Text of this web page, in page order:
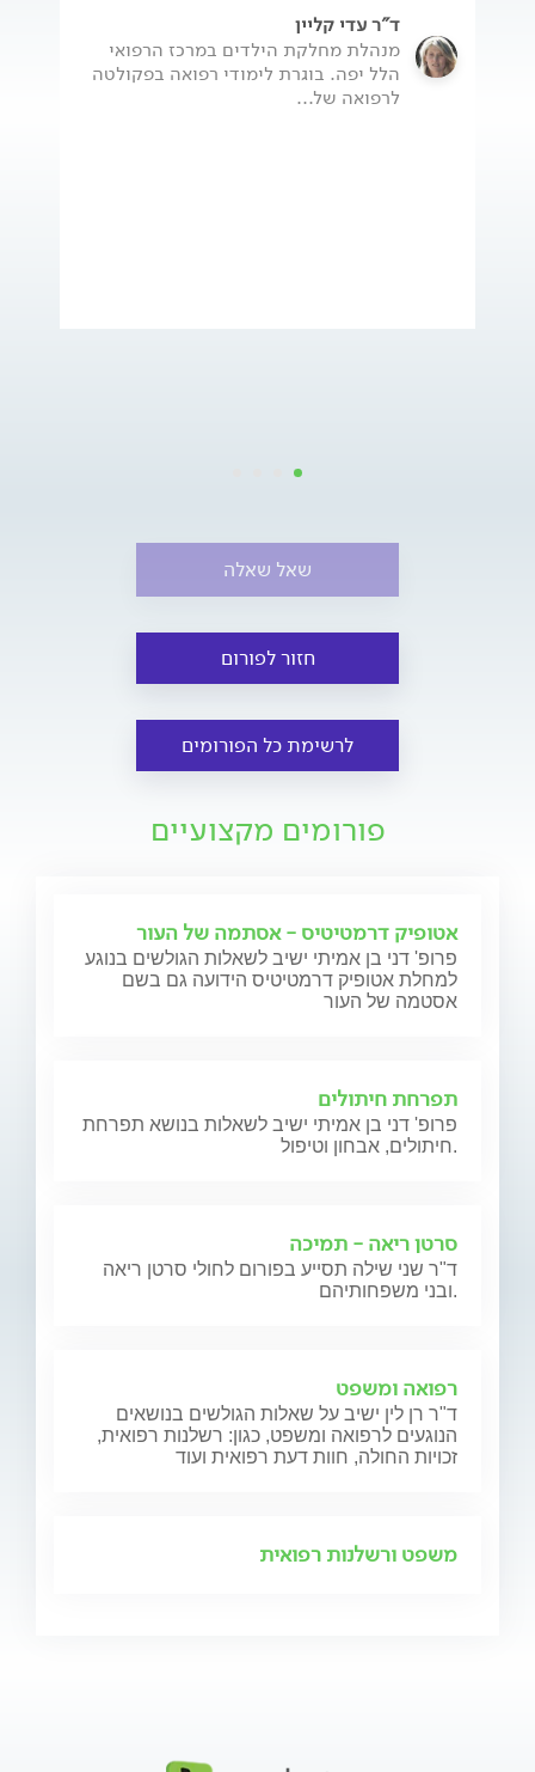
ד"ר עדי קליין
מנהלת מחלקת הילדים במרכז הרפואי
הלל יפה. בוגרת לימודי רפואה בפקולטה
לרפואה של...
שאל שאלה
חזור לפורום
לרשימת כל הפורומים
פורומים מקצועיים
אטופיק דרמטיטיס - אסתמה של העור
פרופ' דני בן אמיתי ישיב לשאלות הגולשים בנוגע
למחלת אטופיק דרמטיטיס הידועה גם בשם
אסטמה של העור
תפרחת חיתולים
פרופ' דני בן אמיתי ישיב לשאלות בנושא תפרחת
חיתולים, אבחון וטיפול.
סרטן ריאה - תמיכה
ד"ר שני שילה תסייע בפורום לחולי סרטן ריאה
ובני משפחותיהם.
רפואה ומשפט
ד"ר רן לין ישיב על שאלות הגולשים בנושאים
הנוגעים לרפואה ומשפט, כגון: רשלנות רפואית,
זכויות החולה, חוות דעת רפואית ועוד
משפט ורשלנות רפואית